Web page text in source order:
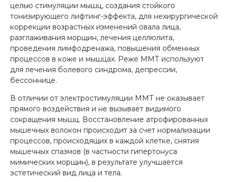
целью стимуляции мышц, создания стойкого
тонизирующего лифтинг-эффекта, для нехирургической
коррекции возрастных изменений овала лица,
разглаживания морщин, лечения целлюлита,
проведения лимфодренажа, повышения обменных
процессов в коже и мышцах. Реже ММТ используют
для лечения болевого синдрома, депрессии,
бессоннице.
В отличии от электростимуляции ММТ не оказывает
прямого воздействия и не вызывает видимого
сокращения мышц. Восстановление атрофированных
мышечных волокон происходит за счет нормализации
процессов, происходящих в каждой клетке, снятия
мышечных спазмов (в частности гипертонуса
мимических морщин), в результате улучшается
эстетический вид лица и тела.